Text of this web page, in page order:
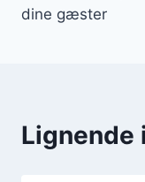
dine gæster